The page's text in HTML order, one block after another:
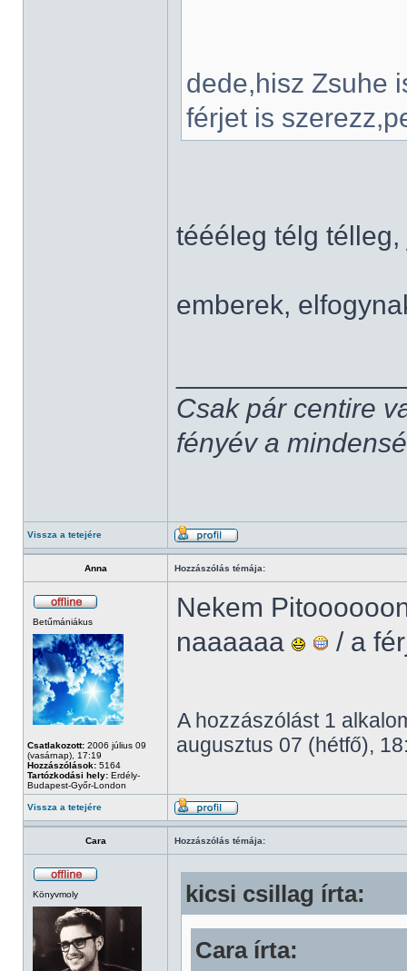
dede,hisz Zsuhe
férjet is
téééleg télg
emberek,
Csak pár centire
fényév a
Vissza a tetejére
Anna Hozzászólás témája:
Betűmániákus
Csatlakozott: 2006 július 09
(vasárnap), 17:19
Hozzászólások: 5164
Tartózkodási hely: Erdély-
Budapest-Győr-London
Nekem
naaaaaa
/ a
A hozzászólást 1
augusztus 07 (hétfő),
Vissza a tetejére
Cara Hozzászólás témája:
Könyvmoly kicsi csillag írta:
Cara írta: